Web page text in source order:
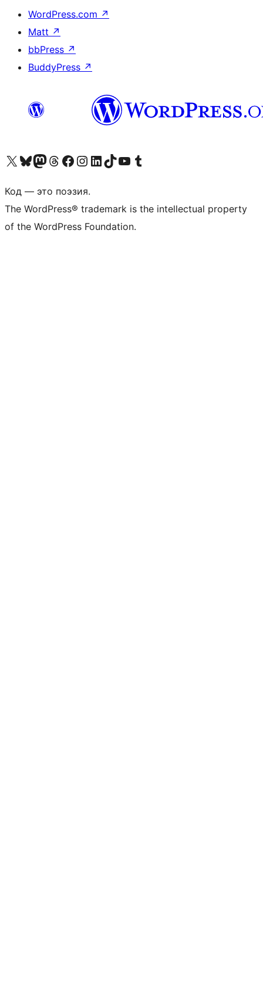
WordPress.com ↗
Matt ↗
bbPress ↗
BuddyPress ↗
Посетите нас в X (ранее Twitter)
Посетите нашу учётную запись в Bluesky
Посетите нашу ленту в Mastodon
Посетите нашу учётную запись в Threads
Посетите нашу страницу на Facebook
Посетите наш Instagram
Посетите нашу страницу в LinkedIn
Посетите нашу учётную запись в TikTok
Посетите наш канал YouTube
Посетите нашу учётную запись в Tumblr
Код — это поэзия.
The WordPress® trademark is the intellectual property
of the WordPress Foundation.